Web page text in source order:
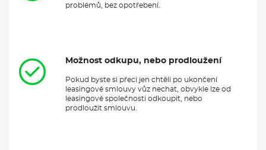
problémů, bez opotřebení.
Možnost odkupu, nebo prodloužení
Pokud byste si přeci jen chtěli po ukončení
leasingové smlouvy vůz nechat, obvykle lze od
leasingové společnosti odkoupit, nebo
prodloužit smlouvu.